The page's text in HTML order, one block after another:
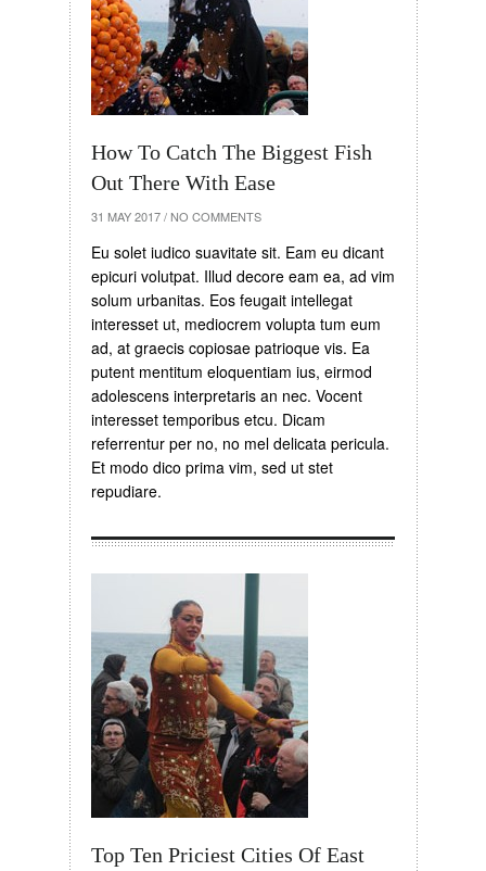
How To Catch The Biggest Fish
Out There With Ease
31 MAY 2017 / NO COMMENTS
Eu solet iudico suavitate sit. Eam eu dicant
epicuri volutpat. Illud decore eam ea, ad vim
solum urbanitas. Eos feugait intellegat
interesset ut, mediocrem volupta tum eum
ad, at graecis copiosae patrioque vis. Ea
putent mentitum eloquentiam ius, eirmod
adolescens interpretaris an nec. Vocent
interesset temporibus etcu. Dicam
referrentur per no, no mel delicata pericula.
Et modo dico prima vim, sed ut stet
repudiare.
Top Ten Priciest Cities Of East